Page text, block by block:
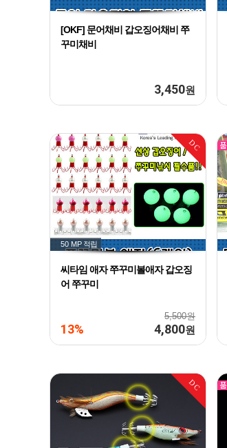
[OKF] 문어채비 갑오징어채비 쭈
꾸미채비
3,450원
DC
50 MP 적립
씨타임 애자 쭈꾸미볼애자 갑오징
어 쭈꾸미
5,500원
13% 4,800원
DC